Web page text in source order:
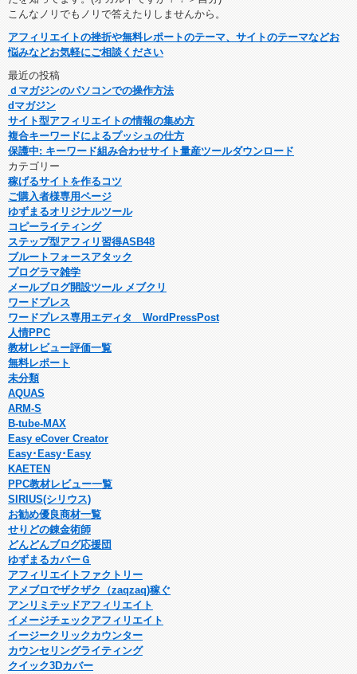
こんなノリでもノリで答えたりしませんから。
アフィリエイトの挫折や無料レポートのテーマ、サイトのテーマなどお
悩みなどお気軽にご相談ください
最近の投稿
ｄマガジンのパソコンでの操作方法
dマガジン
サイト型アフィリエイトの情報の集め方
複合キーワードによるプッシュの仕方
保護中: キーワード組み合わせサイト量産ツールダウンロード
カテゴリー
稼げるサイトを作るコツ
ご購入者様専用ページ
ゆずまるオリジナルツール
コピーライティング
ステップ型アフィリ習得ASB48
ブルートフォースアタック
プログラマ雑学
メールブログ開設ツール メブクリ
ワードプレス
ワードプレス専用エディタ WordPressPost
人情PPC
教材レビュー評価一覧
無料レポート
未分類
AQUAS
ARM-S
B-tube-MAX
Easy eCover Creator
Easy･Easy･Easy
KAETEN
PPC教材レビュー一覧
SIRIUS(シリウス)
お勧め優良商材一覧
せりどの錬金術師
どんどんブログ応援団
ゆずまるカバーＧ
アフィリエイトファクトリー
アメブロでザクザク（zaqzaq)稼ぐ
アンリミテッドアフィリエイト
イメージチェックアフィリエイト
イージークリックカウンター
カウンセリングライティング
クイック3Dカバー